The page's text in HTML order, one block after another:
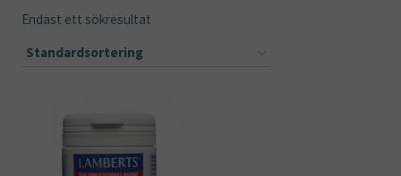
Endast ett sökresultat